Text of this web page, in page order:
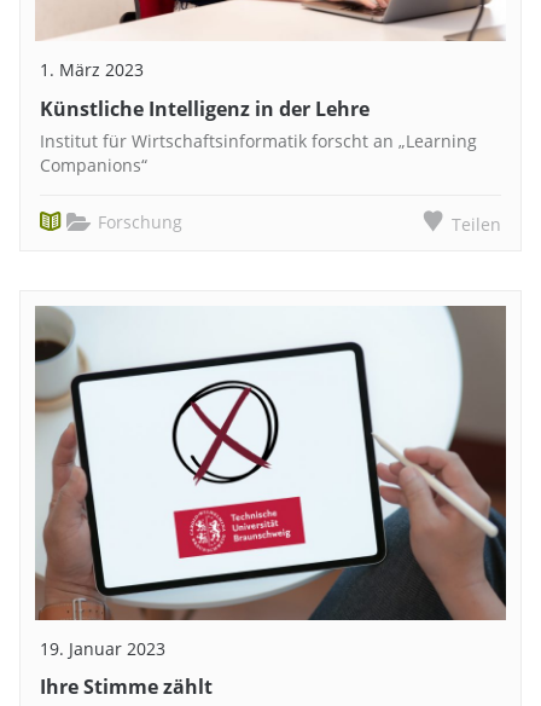
1. März 2023
Künstliche Intelligenz in der Lehre
Institut für Wirtschaftsinformatik forscht an „Learning
Companions“
Forschung Teilen
19. Januar 2023
Ihre Stimme zählt